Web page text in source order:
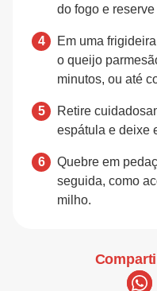
do fogo e
Em uma
o queijo
minutos, ou até
Retire
espátula e deixe
Quebre em
seguida, como
milho.